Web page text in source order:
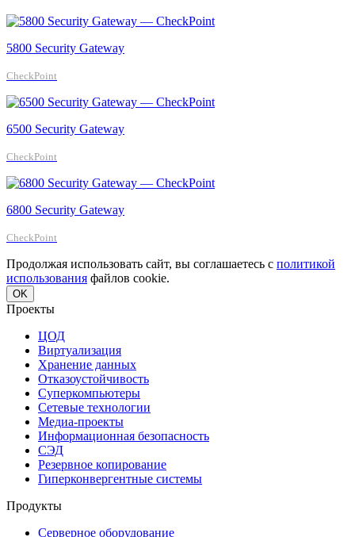
5800 Security Gateway
CheckPoint
6500 Security Gateway
CheckPoint
6800 Security Gateway
CheckPoint
Продолжая использовать сайт, вы соглашаетесь с политикой
использования файлов cookie.
OK
Проекты
ЦОД
Виртуализация
Хранение данных
Отказоустойчивость
Суперкомпьютеры
Сетевые технологии
Медиа-проекты
Информационная безопасность
СЭД
Резервное копирование
Гиперконвергентные системы
Продукты
Серверное оборудование